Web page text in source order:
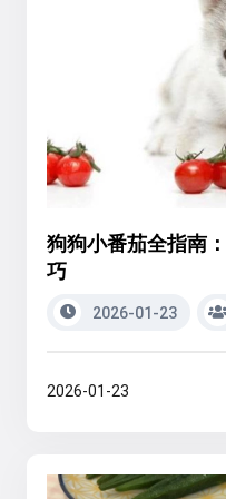
狗狗小番茄全指南
巧
2026-01-23
2026-01-23